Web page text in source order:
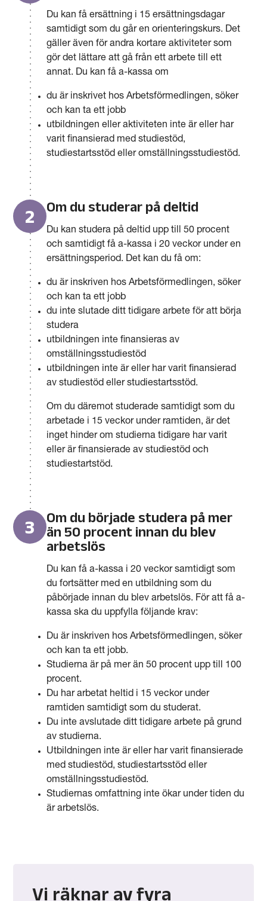
Du kan få ersättning i 15 ersättningsdagar
samtidigt som du går en orienteringskurs. Det
gäller även för andra kortare aktiviteter som
gör det lättare att gå från ett arbete till ett
annat. Du kan få a-kassa om
du är inskrivet hos Arbetsförmedlingen, söker
och kan ta ett jobb
utbildningen eller aktiviteten inte är eller har
varit finansierad med studiestöd,
studiestartsstöd eller omställningsstudiestöd.
2 Om du studerar på deltid
Du kan studera på deltid upp till 50 procent
och samtidigt få a-kassa i 20 veckor under en
ersättningsperiod. Det kan du få om:
du är inskriven hos Arbetsförmedlingen, söker
och kan ta ett jobb
du inte slutade ditt tidigare arbete för att börja
studera
utbildningen inte finansieras av
omställningsstudiestöd
utbildningen inte är eller har varit finansierad
av studiestöd eller studiestartsstöd.
Om du däremot studerade samtidigt som du
arbetade i 15 veckor under ramtiden, är det
inget hinder om studierna tidigare har varit
eller är finansierade av studiestöd och
studiestartstöd.
3
Om du började studera på mer
än 50 procent innan du blev
arbetslös
Du kan få a-kassa i 20 veckor samtidigt som
du fortsätter med en utbildning som du
påbörjade innan du blev arbetslös. För att få a-
kassa ska du uppfylla följande krav:
Du är inskriven hos Arbetsförmedlingen, söker
och kan ta ett jobb.
Studierna är på mer än 50 procent upp till 100
procent.
Du har arbetat heltid i 15 veckor under
ramtiden samtidigt som du studerat.
Du inte avslutade ditt tidigare arbete på grund
av studierna.
Utbildningen inte är eller har varit finansierade
med studiestöd, studiestartsstöd eller
omställningsstudiestöd.
Studiernas omfattning inte ökar under tiden du
är arbetslös.
Vi räknar av fyra